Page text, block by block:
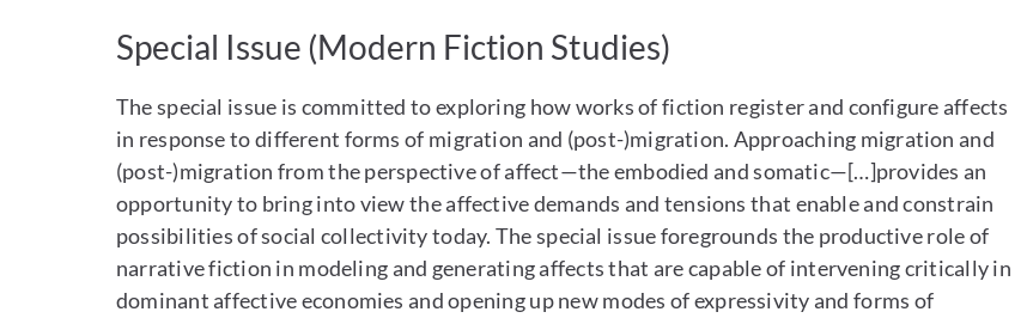
Special Issue (Modern Fiction Studies)
The special issue is committed to exploring how works of fiction register and configure affects
in response to different forms of migration and (post-)migration. Approaching migration and
(post-)migration from the perspective of affect—the embodied and somatic—[…]provides an
opportunity to bring into view the affective demands and tensions that enable and constrain
possibilities of social collectivity today. The special issue foregrounds the productive role of
narrative fiction in modeling and generating affects that are capable of intervening critically in
dominant affective economies and opening up new modes of expressivity and forms of